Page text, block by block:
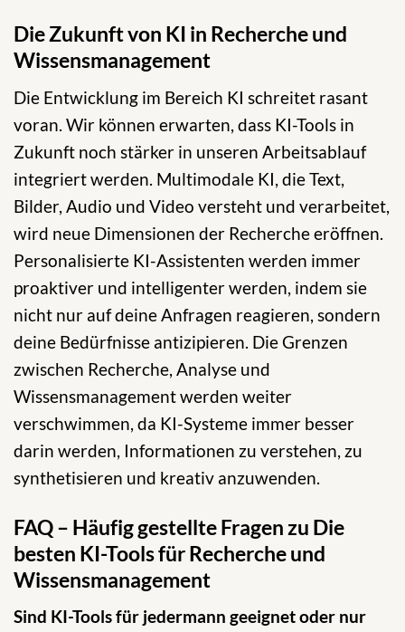
Die Zukunft von KI in Recherche und
Wissensmanagement
Die Entwicklung im Bereich KI schreitet rasant
voran. Wir können erwarten, dass KI-Tools in
Zukunft noch stärker in unseren Arbeitsablauf
integriert werden. Multimodale KI, die Text,
Bilder, Audio und Video versteht und verarbeitet,
wird neue Dimensionen der Recherche eröffnen.
Personalisierte KI-Assistenten werden immer
proaktiver und intelligenter werden, indem sie
nicht nur auf deine Anfragen reagieren, sondern
deine Bedürfnisse antizipieren. Die Grenzen
zwischen Recherche, Analyse und
Wissensmanagement werden weiter
verschwimmen, da KI-Systeme immer besser
darin werden, Informationen zu verstehen, zu
synthetisieren und kreativ anzuwenden.
FAQ – Häufig gestellte Fragen zu Die
besten KI-Tools für Recherche und
Wissensmanagement
Sind KI-Tools für jedermann geeignet oder nur